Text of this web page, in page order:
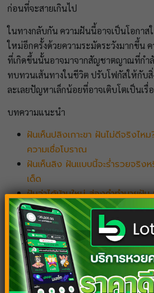
ก่อนที่จะสายเกินไป
ในทางกลับกัน ความฝันนี้อาจเป็นโอกาส
ใหม่อีกครั้งด้วยความระมัดระวังมากขึ้น
ที่เกิดขึ้นนั้นอาจมาจากสัญชาตญาณที่กำ
ทบทวนเส้นทางในชีวิต ปรับโฟกัสให้กับ
ละเลยปัญหาเล็กน้อยที่อาจเติบโตเป็นเ
บทความแนะนำ
ฝันเห็นปลิงเกาะขา ฝันไม่ดีจริงไห
ความเชื่อโบราณ
ฝันเห็นลิง ฝันแบบนี้จะร่ำรวยจริง
เด็ด
ฝันว่าได้บ้านใหม่ ส่องคำทำนายฝัน
พาถูกหวย
ฝันเห็นนก เลขเด็ดพาให้โชค พร้อม
ฟรี
ฝันเห็นขี้ รวยรับทรัพย์แน่นอน พร้อ
สนใจ